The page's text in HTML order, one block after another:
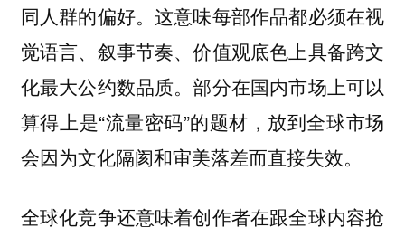
同人群的偏好。这意味每部作品都必须在视
觉语言、叙事节奏、价值观底色上具备跨文
化最大公约数品质。部分在国内市场上可以
算得上是“流量密码”的题材，放到全球市场
会因为文化隔阂和审美落差而直接失效。
全球化竞争还意味着创作者在跟全球内容抢